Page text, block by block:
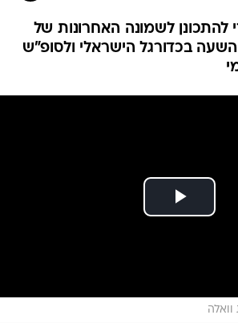
כדי להתכונן לשמונה האחרונות של
השעה בכדורגל הישראלי ולסופ"ש